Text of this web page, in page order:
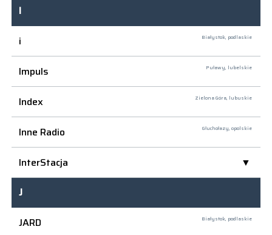
I
i
Białystok, podlaskie
Impuls Puławy, lubelskie
Index Zielona Góra, lubuskie
Inne Radio Głuchołazy, opolskie
InterStacja
J
JARD
Białystok, podlaskie